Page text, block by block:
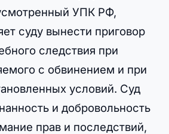
УПК РФ,
суду вынести приговор
следствия при
с обвинением и при
условий. Суд
и добровольность
прав и последствий,